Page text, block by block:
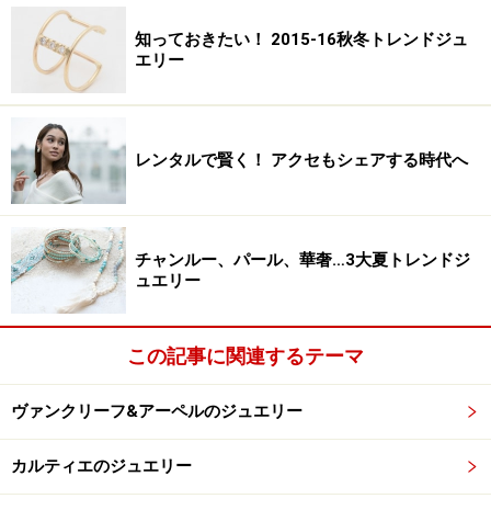
知っておきたい！ 2015-16秋冬トレンドジュ
エリー
レンタルで賢く！ アクセもシェアする時代へ
チャンルー、パール、華奢…3大夏トレンドジ
ュエリー
この記事に関連するテーマ
ヴァンクリーフ&アーペルのジュエリー
カルティエのジュエリー